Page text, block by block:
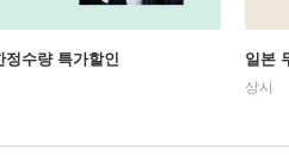
정수량 특가할인 일본
상시